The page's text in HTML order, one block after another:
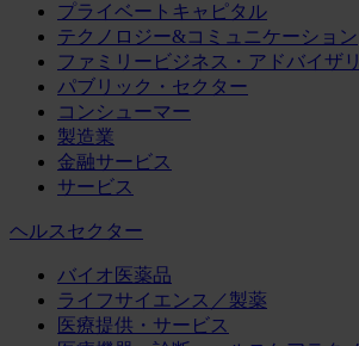
プライベートキャピタル
テクノロジー&コミュニケーション
ファミリービジネス・アドバイザ
パブリック・セクター
コンシューマー
製造業
金融サービス
サービス
ヘルスセクター
バイオ医薬品
ライフサイエンス／製薬
医療提供・サービス